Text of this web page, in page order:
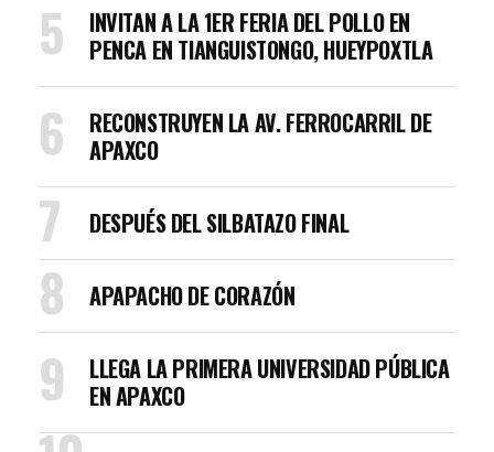
INVITAN A LA 1ER FERIA DEL POLLO EN
PENCA EN TIANGUISTONGO, HUEYPOXTLA
RECONSTRUYEN LA AV. FERROCARRIL DE
APAXCO
DESPUÉS DEL SILBATAZO FINAL
APAPACHO DE CORAZÓN
LLEGA LA PRIMERA UNIVERSIDAD PÚBLICA
EN APAXCO